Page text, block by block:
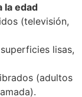
la edad
(televisión,
lisas,
(adultos